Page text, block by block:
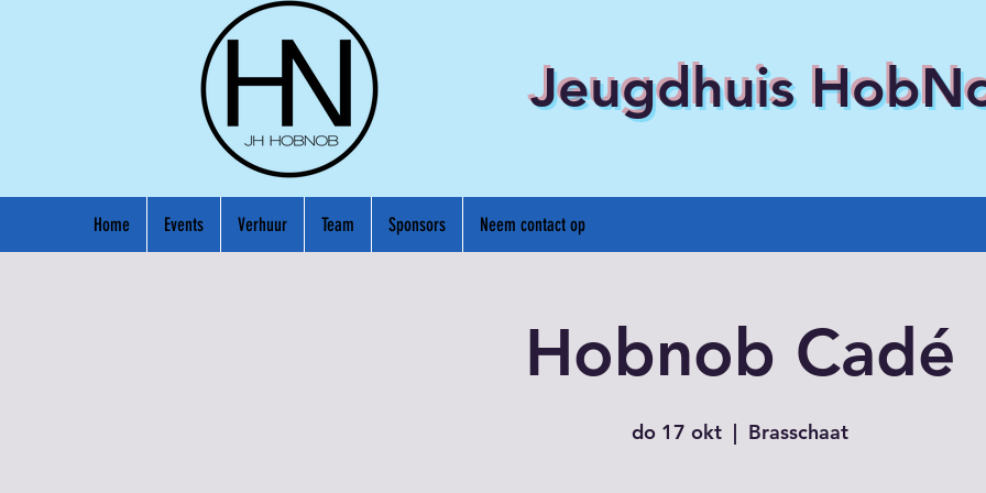
Home Events Verhuur Team Sponsors Neem contact op
Jeugdhuis
Hobnob Cadé
do 17 okt
  |
Brasschaat